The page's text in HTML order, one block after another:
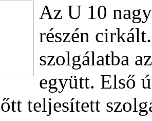
Az U 10
részén
szolgálatba
együtt. Első
teljesített